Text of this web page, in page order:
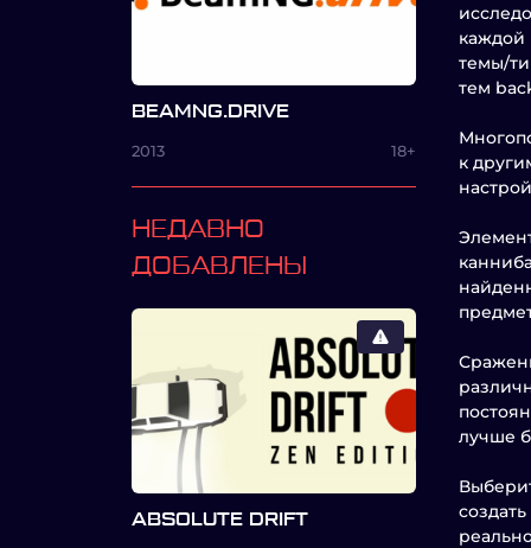
BEAMNG.DRIVE
2013 18+
НЕДАВНО
ДОБАВЛЕНЫ
ABSOLUTE DRIFT
каждой
темы/
тем
к
лучше